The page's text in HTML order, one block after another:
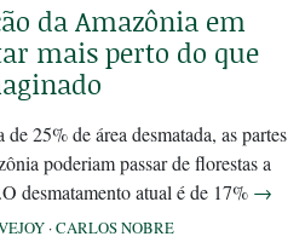
da Amazônia em
mais perto do que
25% de área desmatada, as partes
poderiam passar de florestas a
desmatamento atual é de 17% →
·CARLOS NOBRE